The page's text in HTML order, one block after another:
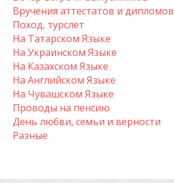
Вручения аттестатов и дипломов
Поход, турслет
На Татарском Языке
На Украинском Языке
На Казахском Языке
На Английском Языке
На Чувашском Языке
Проводы на пенсию
День любви, семьи и верности
Разные